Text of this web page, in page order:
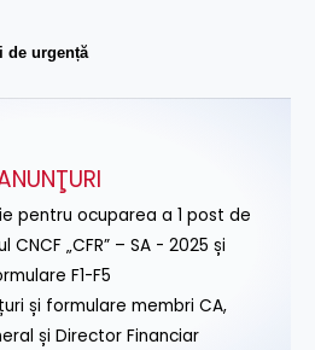
de urgență
pentru ocuparea a 1 post de
„CFR” – SA - 2025 și
F1-F5
și formulare membri CA,
și Director Financiar